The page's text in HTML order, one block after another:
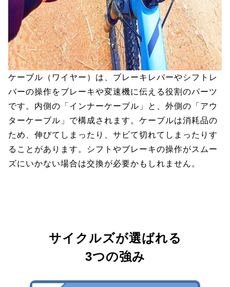
ケーブル（ワイヤー）は、ブレーキレバーやシフトレ
バーの操作をブレーキや変速機に伝える役割のパーツ
です。内側の「インナーケーブル」と、外側の「アウ
ターケーブル」で構成されます。ケーブルは消耗品の
ため、伸びてしまったり、サビて切れてしまったりす
ることがあります。シフトやブレーキの操作がスムー
ズにいかない場合は交換が必要かもしれません。
サイクルズが選ばれる
3つの強み